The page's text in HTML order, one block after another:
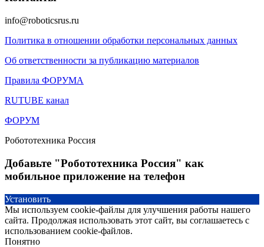
info@roboticsrus.ru
Политика в отношении обработки персональных данных
Об ответственности за публикацию материалов
Правила ФОРУМА
RUTUBE канал
ФОРУМ
Робототехника Россия
Добавьте "Робототехника Россия" как
мобильное приложение на телефон
Установить
Мы используем cookie-файлы для улучшения работы нашего
сайта. Продолжая использовать этот сайт, вы соглашаетесь с
использованием cookie-файлов.
Понятно